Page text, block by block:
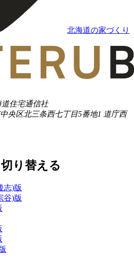
北海道の家づくり
住宅通信社
央区北三条西七丁目5番地1 道庁西
り替える
志)版
谷)版